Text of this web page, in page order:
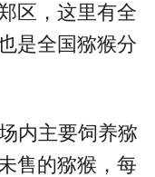
区，这里有全
是全国猕猴分
内主要饲养猕
售的猕猴，每